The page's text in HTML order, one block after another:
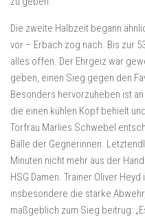
Die zweite Halbzeit begann
vor – Erbach zog nach. Bis zur
alles offen. Der Ehrgeiz war
geben, einen Sieg gegen den
Besonders hervorzuheben ist
die einen kühlen Kopf behielt
Torfrau Marlies Schwebel
Bälle der Gegnerinnen.
Minuten nicht mehr aus der
HSG Damen. Trainer Oliver
insbesondere die starke
maßgeblich zum Sieg beitrug: